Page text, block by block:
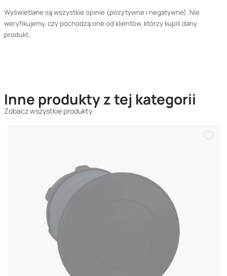
Wyświetlane są wszystkie opinie (pozytywne i negatywne). Nie
weryfikujemy, czy pochodzą one od klientów, którzy kupili dany
produkt.
Inne produkty z tej kategorii
Zobacz wszystkie produkty